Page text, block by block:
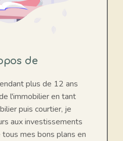
de
plus de 12 ans
l'immobilier en tant
puis courtier, je
aux investissements
mes bons plans en